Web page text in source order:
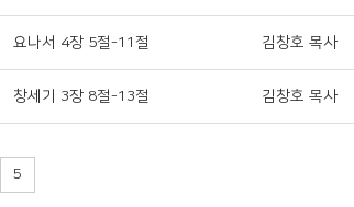
요나서 4장 5절-11절 김창호 목사
창세기 3장 8절-13절 김창호 목사
5